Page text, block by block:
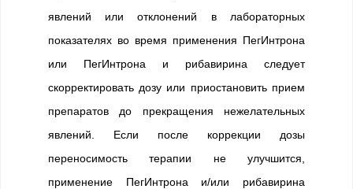
явлений или отклонений в лабораторных
показателях во время применения ПегИнтрона
или ПегИнтрона и рибавирина следует
скорректировать дозу или приостановить прием
препаратов до прекращения нежелательных
явлений. Если после коррекции дозы
переносимость терапии не улучшится,
применение ПегИнтрона и/или рибавирина